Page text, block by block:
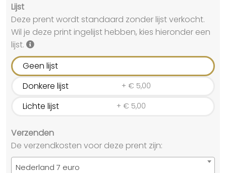
Lijst
Deze prent wordt standaard zonder lijst verkocht.
Wil je deze print ingelijst hebben, kies hieronder een
lijst.
Geen lijst
Donkere lijst
+ € 5,00
Lichte lijst + € 5,00
Verzenden
De verzendkosten voor deze prent zijn:
Nederland 7 euro